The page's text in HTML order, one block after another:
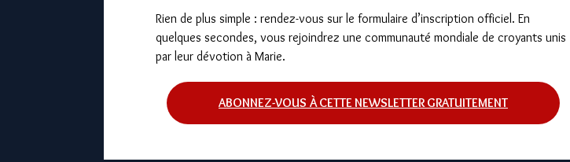
Rien de plus simple : rendez-vous sur le formulaire d’inscription officiel. En
quelques secondes, vous rejoindrez une communauté mondiale de croyants unis
par leur dévotion à Marie.
ABONNEZ-VOUS À CETTE NEWSLETTER GRATUITEMENT